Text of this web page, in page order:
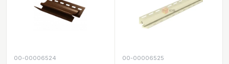
00-00006524 00-00006525